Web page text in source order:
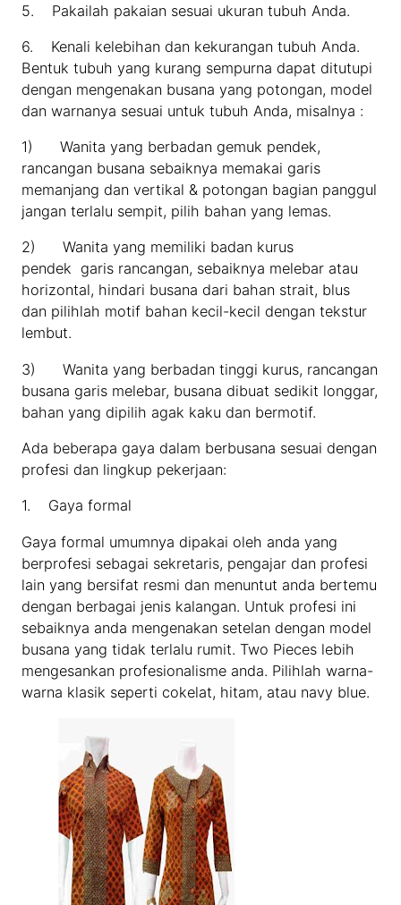
5. Pakailah pakaian sesuai ukuran tubuh Anda.
6. Kenali kelebihan dan kekurangan tubuh Anda.
Bentuk tubuh yang kurang sempurna dapat ditutupi
dengan mengenakan busana yang potongan, model
dan warnanya sesuai untuk tubuh Anda, misalnya :
1) Wanita yang berbadan gemuk pendek,
rancangan busana sebaiknya memakai garis
memanjang dan vertikal & potongan bagian panggul
jangan terlalu sempit, pilih bahan yang lemas.
2) Wanita yang memiliki badan kurus
pendek garis rancangan, sebaiknya melebar atau
horizontal, hindari busana dari bahan strait, blus
dan pilihlah motif bahan kecil-kecil dengan tekstur
lembut.
3) Wanita yang berbadan tinggi kurus, rancangan
busana garis melebar, busana dibuat sedikit longgar,
bahan yang dipilih agak kaku dan bermotif.
Ada beberapa gaya dalam berbusana sesuai dengan
profesi dan lingkup pekerjaan:
1. Gaya formal
Gaya formal umumnya dipakai oleh anda yang
berprofesi sebagai sekretaris, pengajar dan profesi
lain yang bersifat resmi dan menuntut anda bertemu
dengan berbagai jenis kalangan. Untuk profesi ini
sebaiknya anda mengenakan setelan dengan model
busana yang tidak terlalu rumit. Two Pieces lebih
mengesankan profesionalisme anda. Pilihlah warna-
warna klasik seperti cokelat, hitam, atau navy blue.